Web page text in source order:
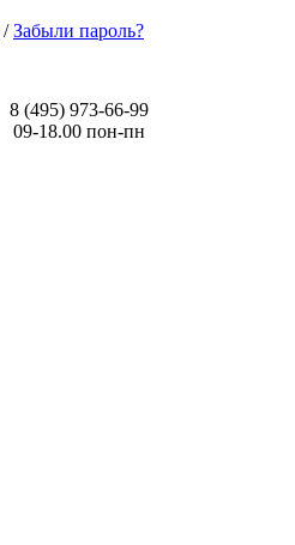
/Забыли пароль?
8 (495) 973-66-99
09-18.00 пон-пн